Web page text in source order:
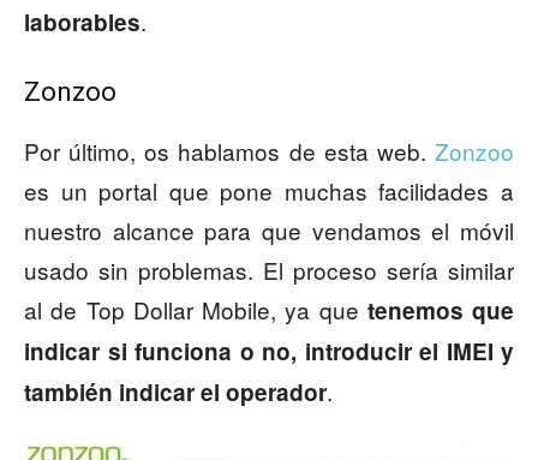
laborables.
Zonzoo
Por último, os hablamos de esta web. Zonzoo
es un portal que pone muchas facilidades a
nuestro alcance para que vendamos el móvil
usado sin problemas. El proceso sería similar
al de Top Dollar Mobile, ya que tenemos que
indicar si funciona o no, introducir el IMEI y
también indicar el operador.